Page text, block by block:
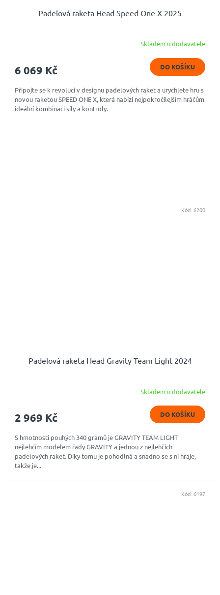
Padelová raketa Head Speed One X 2025
Skladem u dodavatele
6 069 Kč DO KOŠÍKU
Připojte se k revoluci v designu padelových raket a urychlete hru s
novou raketou SPEED ONE X, která nabízí nejpokročilejším hráčům
ideální kombinaci síly a kontroly.
Padelová raketa Head Gravity Team Light 2024
Skladem u dodavatele
2 969 Kč DO KOŠÍKU
S hmotností pouhých 340 gramů je GRAVITY TEAM LIGHT
nejlehčím modelem řady GRAVITY a jednou z nejlehčích
padelových raket. Díky tomu je pohodlná a snadno se s ní hraje,
takže je...
Kód: 6200
Kód: 6197